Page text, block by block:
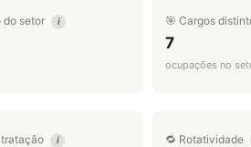
do setor i 🎯 Cargos
7
ocupações no
i 🔁 Rotatividade